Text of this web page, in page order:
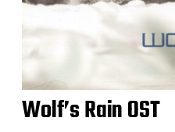
Wolf’s Rain OST